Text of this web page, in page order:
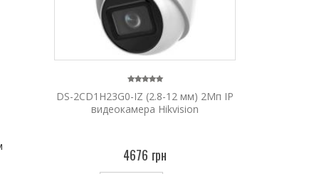
DS-2CD1H23G0-IZ (2.8-12 мм) 2Мп IP
видеокамера Hikvision
4676 грн